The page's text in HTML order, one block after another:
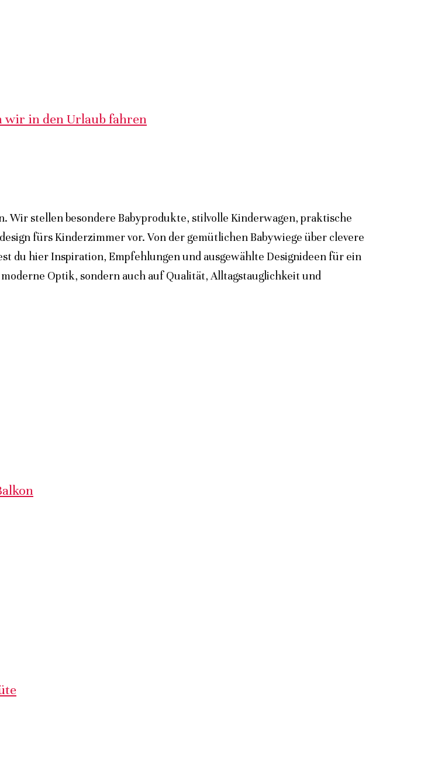
wir in den Urlaub fahren
Wir stellen besondere Babyprodukte, stilvolle Kinderwagen, praktische
fürs Kinderzimmer vor. Von der gemütlichen Babywiege über clevere
du hier Inspiration, Empfehlungen und ausgewählte Designideen für ein
Optik, sondern auch auf Qualität, Alltagstauglichkeit und